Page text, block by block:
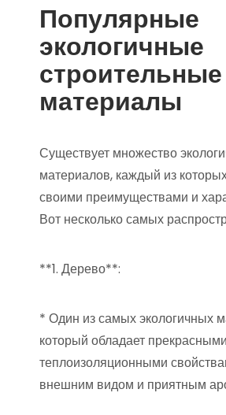
Популярные
экологичные
строительные
материалы
Существует множество
материалов, каждый из
своими преимуществами и
Вот несколько самых
**1. Дерево**:
* Один из самых экологичных
который обладает прекрасными
теплоизоляционными
внешним видом и приятным